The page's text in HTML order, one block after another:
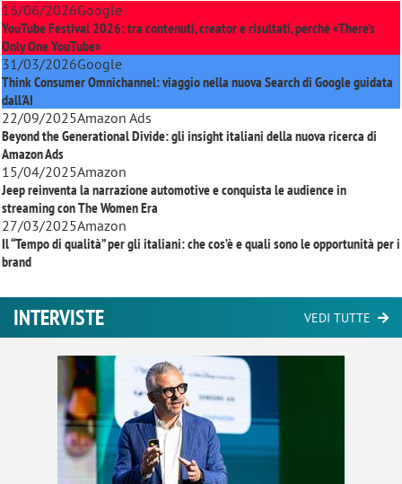
16/06/2026Google
YouTube Festival 2026: tra contenuti, creator e risultati, perché «There’s
Only One YouTube»
31/03/2026Google
Think Consumer Omnichannel: viaggio nella nuova Search di Google guidata
dall'AI
22/09/2025Amazon Ads
Beyond the Generational Divide: gli insight italiani della nuova ricerca di
Amazon Ads
15/04/2025Amazon
Jeep reinventa la narrazione automotive e conquista le audience in
streaming conThe Women Era
27/03/2025Amazon
Il “Tempo di qualità” per gli italiani: che cos’è e quali sono le opportunità per i
brand
INTERVISTE VEDI TUTTE